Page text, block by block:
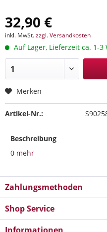
32,90 €
inkl. MwSt.zzgl. Versandkosten
Auf Lager, Lieferzeit ca. 1-3
Merken
Artikel-Nr.:
Beschreibung
0 mehr
Zahlungsmethoden
Shop Service